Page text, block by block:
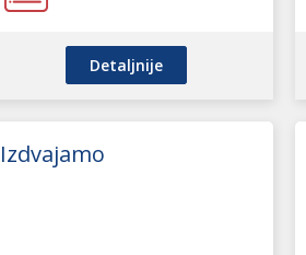
Detaljnije
Izdvajamo